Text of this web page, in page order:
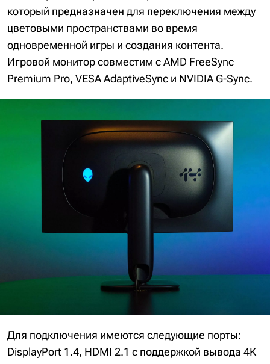
который предназначен для переключения между
цветовыми пространствами во время
одновременной игры и создания контента.
Игровой монитор совместим с AMD FreeSync
Premium Pro, VESA AdaptiveSync и NVIDIA G-Sync.
Для подключения имеются следующие порты:
DisplayPort 1.4, HDMI 2.1 с поддержкой вывода 4K